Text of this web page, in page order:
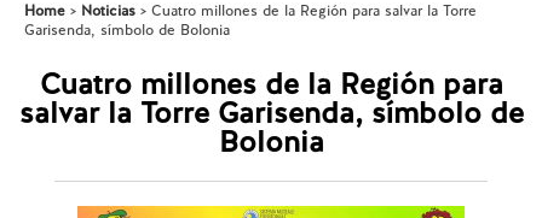
Home Noticias
Cuatro millones de la Región para salvar la Torre
Garisenda, símbolo de Bolonia
Cuatro millones de la Región para
salvar la Torre Garisenda, símbolo de
Bolonia